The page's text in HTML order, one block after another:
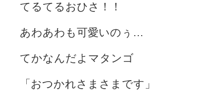
てるてるおひさ！！
あわあわも可愛いのぅ…
てかなんだよマタンゴ
「おつかれさまさまです」